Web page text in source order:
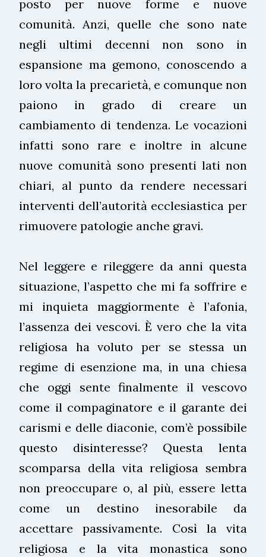
posto per nuove forme e nuove
comunità. Anzi, quelle che sono nate
negli ultimi decenni non sono in
espansione ma gemono, conoscendo a
loro volta la precarietà, e comunque non
paiono in grado di creare un
cambiamento di tendenza. Le vocazioni
infatti sono rare e inoltre in alcune
nuove comunità sono presenti lati non
chiari, al punto da rendere necessari
interventi dell’autorità ecclesiastica per
rimuovere patologie anche gravi.
Nel leggere e rileggere da anni questa
situazione, l’aspetto che mi fa soffrire e
mi inquieta maggiormente è l’afonia,
l’assenza dei vescovi. È vero che la vita
religiosa ha voluto per se stessa un
regime di esenzione ma, in una chiesa
che oggi sente finalmente il vescovo
come il compaginatore e il garante dei
carismi e delle diaconie, com’è possibile
questo disinteresse? Questa lenta
scomparsa della vita religiosa sembra
non preoccupare o, al più, essere letta
come un destino inesorabile da
accettare passivamente. Così la vita
religiosa e la vita monastica sono